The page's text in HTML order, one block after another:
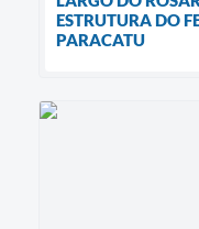
ESTRUTURA DO
PARACATU